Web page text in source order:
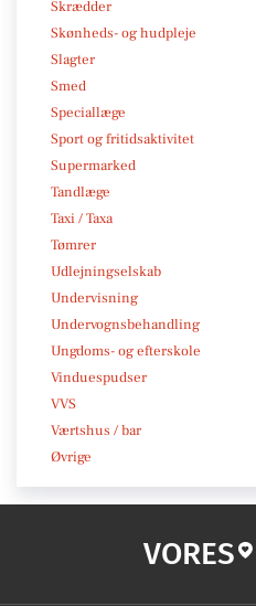
Skrædder
Skønheds- og hudpleje
Slagter
Smed
Speciallæge
Sport og fritidsaktivitet
Supermarked
Tandlæge
Taxi / Taxa
Tømrer
Udlejningselskab
Undervisning
Undervognsbehandling
Ungdoms- og efterskole
Vinduespudser
VVS
Værtshus / bar
Øvrige
VORES